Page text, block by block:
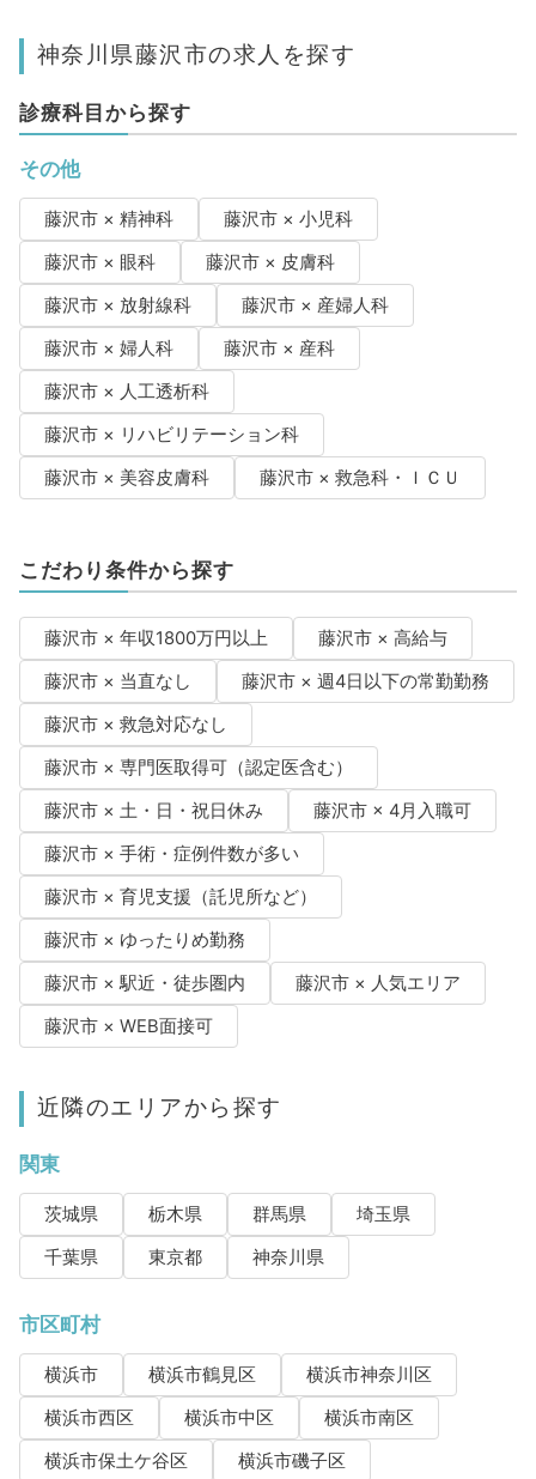
神奈川県藤沢市の求人を探す
診療科目から探す
その他
藤沢市 × 精神科
藤沢市 × 小児科
藤沢市 × 眼科
藤沢市 × 皮膚科
藤沢市 × 放射線科
藤沢市 × 産婦人科
藤沢市 × 婦人科
藤沢市 × 産科
藤沢市 × 人工透析科
藤沢市 × リハビリテーション科
藤沢市 × 美容皮膚科
藤沢市 × 救急科・ＩＣＵ
こだわり条件から探す
藤沢市 × 年収1800万円以上
藤沢市 × 高給与
藤沢市 × 当直なし
藤沢市 × 週4日以下の常勤勤務
藤沢市 × 救急対応なし
藤沢市 × 専門医取得可（認定医含む）
藤沢市 × 土・日・祝日休み
藤沢市 × 4月入職可
藤沢市 × 手術・症例件数が多い
藤沢市 × 育児支援（託児所など）
藤沢市 × ゆったりめ勤務
藤沢市 × 駅近・徒歩圏内
藤沢市 × 人気エリア
藤沢市 × WEB面接可
近隣のエリアから探す
関東
茨城県 栃木県 群馬県
埼玉県
千葉県
東京都 神奈川県
市区町村
横浜市 横浜市鶴見区
横浜市神奈川区
横浜市西区
横浜市中区
横浜市南区
横浜市保土ケ谷区
横浜市磯子区